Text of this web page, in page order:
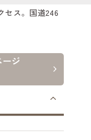
セス。国道246
ジ